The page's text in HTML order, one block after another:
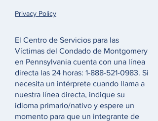
Privacy Policy
El Centro de Servicios para las
Víctimas del Condado de Montgomery
en Pennsylvania cuenta con una línea
directa las 24 horas: 1-888-521-0983. Si
necesita un intérprete cuando llama a
nuestra línea directa, indique su
idioma primario/nativo y espere un
momento para que un integrante de